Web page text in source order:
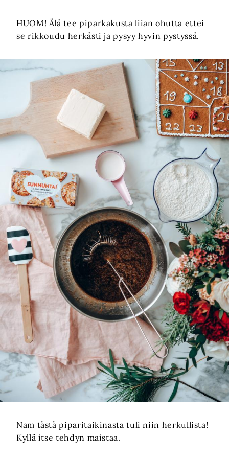
HUOM! Älä tee piparkakusta liian ohutta ettei
se rikkoudu herkästi ja pysyy hyvin pystyssä.
Nam tästä piparitaikinasta tuli niin herkullista!
Kyllä itse tehdyn maistaa.